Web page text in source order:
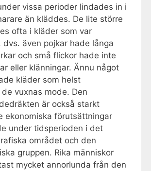
vissa perioder lindades in i
än kläddes. De lite större
ofta i kläder som var
dvs. även pojkar hade långa
och små flickor hade inte
eller klänningar. Ännu något
kläder som helst
vuxnas mode. Den
är också starkt
ekonomiska förutsättningar
under tidsperioden i det
området och den
gruppen. Rika människor
mycket annorlunda från den